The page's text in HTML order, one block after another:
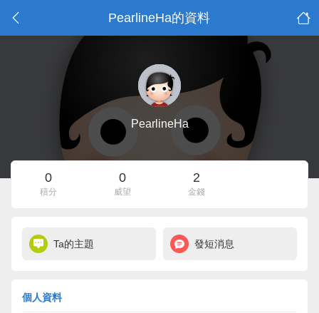
PearlineHa的資料
PearlineHa
0
積分
0
威望
2
金錢
Ta的主題 發短消息
個人資料